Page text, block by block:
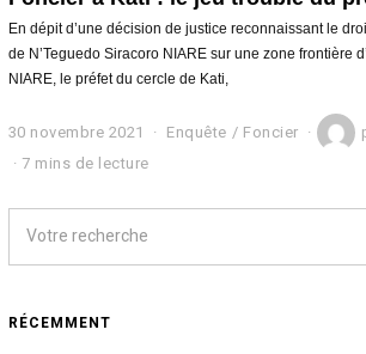
En dépit d’une décision de justice reconnaissant le
de N’Teguedo Siracoro NIARE sur une zone frontière
NIARE, le préfet du cercle de Kati,
30 novembre 2021
n
e
m
Enquête / Foncier
7 mins de lecture
RÉCEMMENT